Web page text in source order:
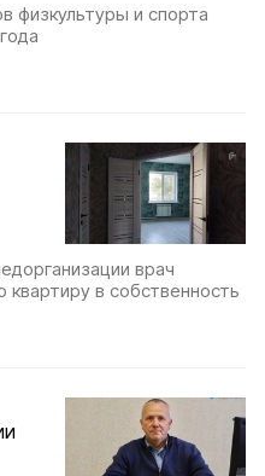
физкультуры и спорта
врач
в собственность